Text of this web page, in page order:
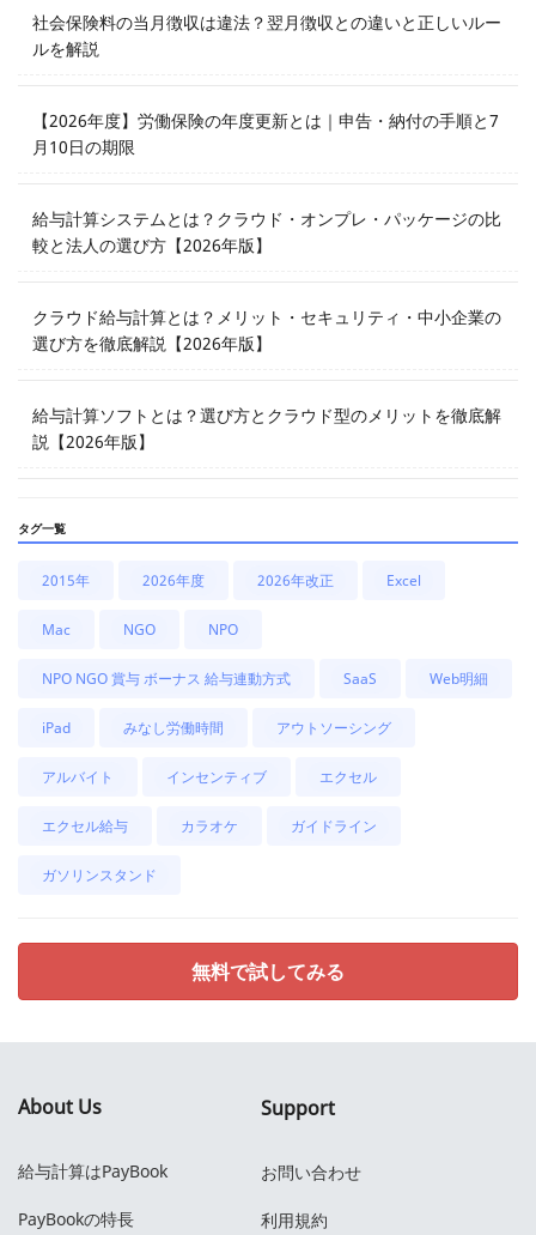
社会保険料の当月徴収は違法？翌月徴収との違いと正しいルー
ルを解説
【2026年度】労働保険の年度更新とは｜申告・納付の手順と7
月10日の期限
給与計算システムとは？クラウド・オンプレ・パッケージの比
較と法人の選び方【2026年版】
クラウド給与計算とは？メリット・セキュリティ・中小企業の
選び方を徹底解説【2026年版】
給与計算ソフトとは？選び方とクラウド型のメリットを徹底解
説【2026年版】
タグ一覧
2015年 2026年度 2026年改正 Excel
Mac NGO NPO
NPO NGO 賞与 ボーナス 給与連動方式 SaaS Web明細
iPad みなし労働時間 アウトソーシング
アルバイト インセンティブ エクセル
エクセル給与 カラオケ ガイドライン
ガソリンスタンド
無料で試してみる
About Us
給与計算はPayBook
PayBookの特長
Support
お問い合わせ
利用規約